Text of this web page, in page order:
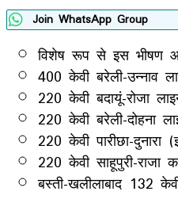
Join WhatsApp Group
विशेष रूप से इस भीषण
400 केवी बरेली-उन्नाव
220 केवी बदायूं-रोजा
220 केवी बरेली-दोहना
220 केवी पारीछा-दुनारा
220 केवी साहूपुरी-राजा
बस्ती-खलीलाबाद 132